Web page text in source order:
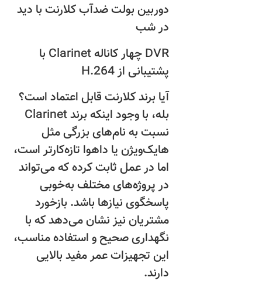
دوربین بولت ضدآب کلارنت با دید
در شب
DVR چهار کاناله Clarinet با
پشتیبانی از H.264
آیا برند کلارنت قابل اعتماد است؟
بله، با وجود اینکه برند Clarinet
نسبت به نام‌های بزرگی مثل
هایک‌ویژن یا داهوا تازه‌کارتر است،
اما در عمل ثابت کرده که می‌تواند
در پروژه‌های مختلف به‌خوبی
پاسخگوی نیازها باشد. بازخورد
مشتریان نیز نشان می‌دهد که با
نگهداری صحیح و استفاده مناسب،
این تجهیزات عمر مفید بالایی
دارند.